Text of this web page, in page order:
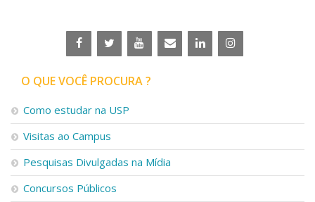
O QUE VOCÊ PROCURA ?
Como estudar na USP
Visitas ao Campus
Pesquisas Divulgadas na Mídia
Concursos Públicos